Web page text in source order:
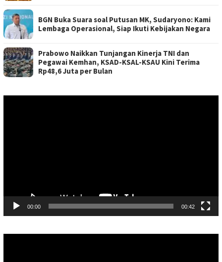
BGN Buka Suara soal Putusan MK, Sudaryono: Kami
Lembaga Operasional, Siap Ikuti Kebijakan Negara
Prabowo Naikkan Tunjangan Kinerja TNI dan
Pegawai Kemhan, KSAD-KSAL-KSAU Kini Terima
Rp48,6 Juta per Bulan
00:00 00:42